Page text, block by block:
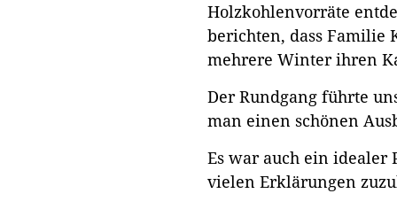
Holzkohlenvorräte
berichten, dass Familie
mehrere Winter ihren
Der Rundgang führte
man einen schönen
Es war auch ein idealer
vielen Erklärungen